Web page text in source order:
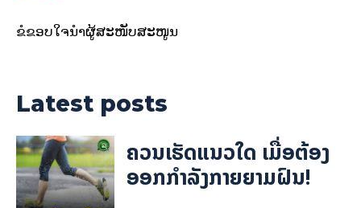
ຂໍຂອບໃຈນຳຜູ້ສະໜັບສະໜູນ
Latest posts
ຄວນເຮັດແນວໃດ ເມື່ອຕ້ອງ
ອອກກຳລັງກາຍຍາມຝົນ!